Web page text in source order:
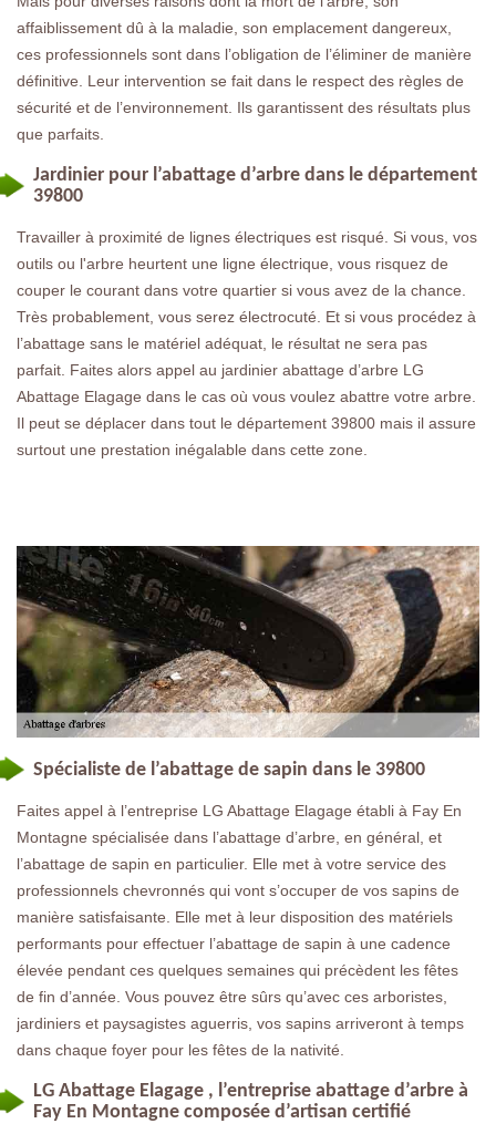
affaiblissement dû à la maladie, son emplacement dangereux,
ces professionnels sont dans l’obligation de l’éliminer de manière
définitive. Leur intervention se fait dans le respect des règles de
sécurité et de l’environnement. Ils garantissent des résultats plus
que parfaits.
Jardinier pour l’abattage d’arbre dans le département
39800
Travailler à proximité de lignes électriques est risqué. Si vous, vos
outils ou l'arbre heurtent une ligne électrique, vous risquez de
couper le courant dans votre quartier si vous avez de la chance.
Très probablement, vous serez électrocuté. Et si vous procédez à
l’abattage sans le matériel adéquat, le résultat ne sera pas
parfait. Faites alors appel au jardinier abattage d’arbre LG
Abattage Elagage dans le cas où vous voulez abattre votre arbre.
Il peut se déplacer dans tout le département 39800 mais il assure
surtout une prestation inégalable dans cette zone.
Spécialiste de l’abattage de sapin dans le 39800
Faites appel à l’entreprise LG Abattage Elagage établi à Fay En
Montagne spécialisée dans l’abattage d’arbre, en général, et
l’abattage de sapin en particulier. Elle met à votre service des
professionnels chevronnés qui vont s’occuper de vos sapins de
manière satisfaisante. Elle met à leur disposition des matériels
performants pour effectuer l’abattage de sapin à une cadence
élevée pendant ces quelques semaines qui précèdent les fêtes
de fin d’année. Vous pouvez être sûrs qu’avec ces arboristes,
jardiniers et paysagistes aguerris, vos sapins arriveront à temps
dans chaque foyer pour les fêtes de la nativité.
LG Abattage Elagage , l’entreprise abattage d’arbre à
Fay En Montagne composée d’artisan certifié